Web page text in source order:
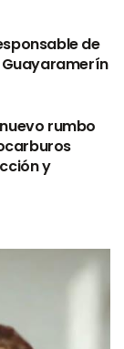
de
rumbo
y